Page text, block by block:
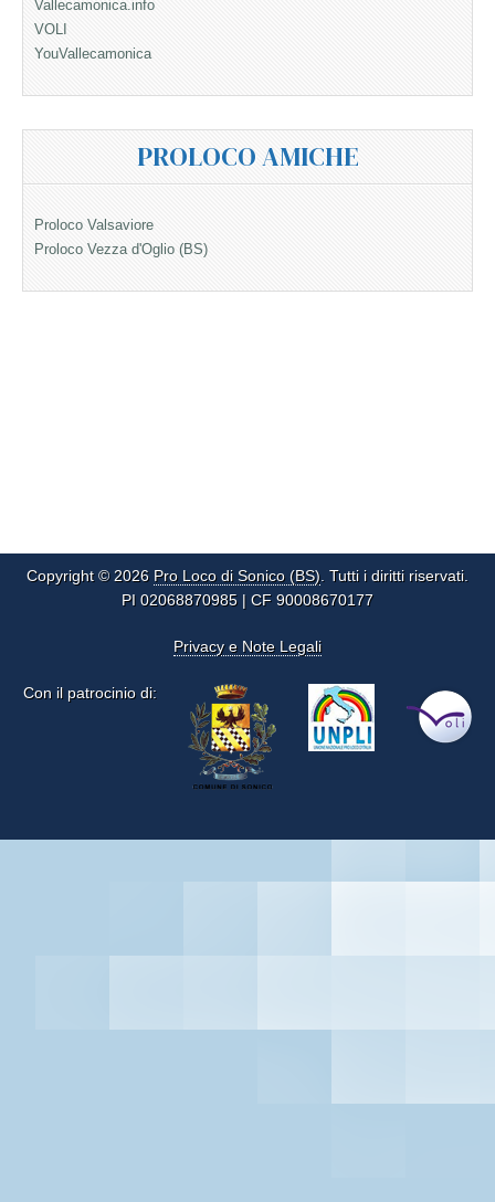
Vallecamonica.info
VOLI
YouVallecamonica
PROLOCO AMICHE
Proloco Valsaviore
Proloco Vezza d'Oglio (BS)
Copyright © 2026 Pro Loco di Sonico (BS). Tutti i diritti riservati.
PI 02068870985 | CF 90008670177
Privacy e Note Legali
Con il patrocinio di: